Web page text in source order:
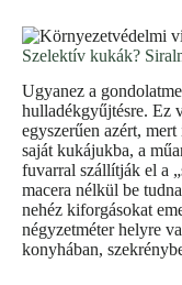
Szelektív kukák?
Ugyanez a
hulladékgyűjtésre. Ez
egyszerűen azért,
saját kukájukba, a
fuvarral szállítják el a
macera nélkül be
nehéz kiforgásokat
négyzetméter helyre
konyhában,